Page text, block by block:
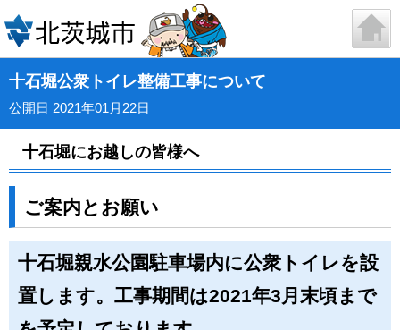
十石堀公衆トイレ整備工事について
公開日 2021年01月22日
十石堀にお越しの皆様へ
ご案内とお願い
十石堀親水公園駐車場内に公衆トイレを設
置します。工事期間は2021年3月末頃まで